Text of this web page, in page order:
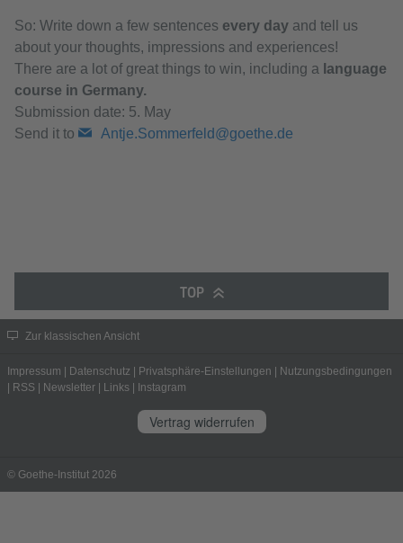
So: Write down a few sentences every day and tell us
about your thoughts, impressions and experiences!
There are a lot of great things to win, including a language
course in Germany.
Submission date: 5. May
Send it to
Antje.Sommerfeld@goethe.de
TOP
Zur klassischen Ansicht
Impressum | Datenschutz | Privatsphäre-Einstellungen | Nutzungsbedingungen
| RSS | Newsletter | Links | Instagram
Vertrag widerrufen
© Goethe-Institut 2026